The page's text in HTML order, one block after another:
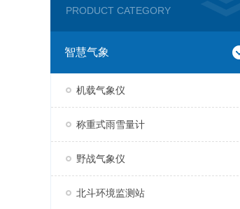
PRODUCT CATEGORY
智慧气象
机载气象仪
称重式雨雪量计
野战气象仪
北斗环境监测站